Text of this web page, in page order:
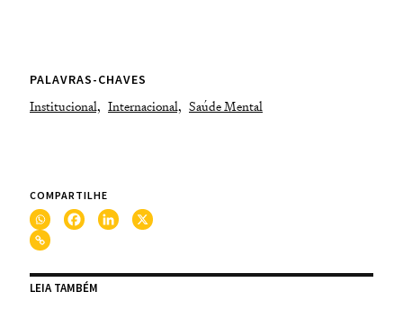
PALAVRAS-CHAVES
Institucional, Internacional, Saúde Mental
COMPARTILHE
LEIA TAMBÉM